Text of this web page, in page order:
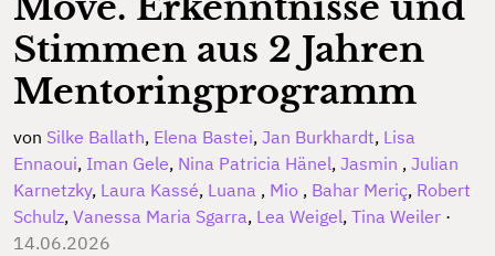
Stimmen aus 2 Jahren
Mentoringprogramm
von Silke Ballath, Elena Bastei, Jan Burkhardt, Lisa
Ennaoui, Iman Gele, Nina Patricia Hänel, Jasmin , Julian
Karnetzky, Laura Kassé, Luana , Mio , Bahar Meriç, Robert
Schulz, Vanessa Maria Sgarra, Lea Weigel, Tina Weiler ·
14.06.2026